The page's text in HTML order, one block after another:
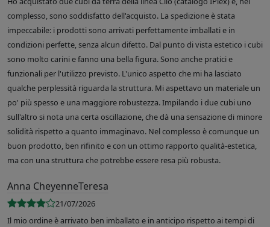
complesso, sono soddisfatto dell'acquisto. La spedizione è stata
impeccabile: i prodotti sono arrivati perfettamente imballati e in
condizioni perfette, senza alcun difetto. Dal punto di vista estetico i cubi
sono molto carini e fanno una bella figura. Sono anche pratici e
funzionali per l'utilizzo previsto. L'unico aspetto che mi ha lasciato
qualche perplessità riguarda la struttura. Mi aspettavo un materiale un
po' più spesso e una maggiore robustezza. Impilando i due cubi uno
sull'altro si nota una certa oscillazione, che dà una sensazione di minore
solidità rispetto a quanto immaginavo. Nel complesso è comunque un
buon prodotto, ben rifinito e con un ottimo rapporto qualità-estetica,
ma con una struttura che potrebbe essere resa più robusta.
Anna CheyenneTeresa
21/07/2026
Il mio ordine è arrivato ben imballato e in anticipo rispetto ai tempi di